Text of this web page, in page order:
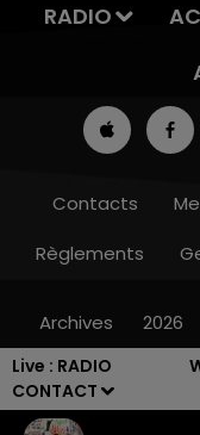
Live : RADIO
CONTACT
RADIO
Contacts
Règlements
Archives 2026